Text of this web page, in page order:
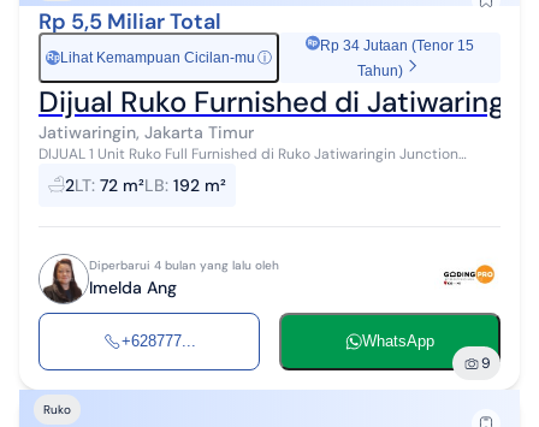
Rp 5,5 Miliar Total
RpLihat Kemampuan Cicilan-mu ⓘ
Rp 34 Jutaan (Tenor 15
Tahun)
Dijual Ruko Furnished di
Jatiwaringin, Jakarta Timur
DIJUAL 1 Unit Ruko Full Furnished di Ruko Jatiwaringin Junction
Jakarta Timur Spesifikasi: Ruko 4 Lantai LT: 72 m2 LB: 192 m2 Lebar
muka: 4 m Pan...
2LT: 72 m²LB: 192 m²
Diperbarui 4 bulan yang lalu oleh
Imelda Ang
+628777... WhatsApp
9
Ruko